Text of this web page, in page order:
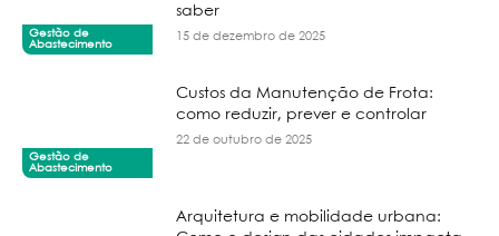
Gestão de
Abastecimento
saber
15 de dezembro de 2025
Gestão de
Abastecimento
Custos da Manutenção de Frota:
como reduzir, prever e controlar
22 de outubro de 2025
Arquitetura e mobilidade urbana: